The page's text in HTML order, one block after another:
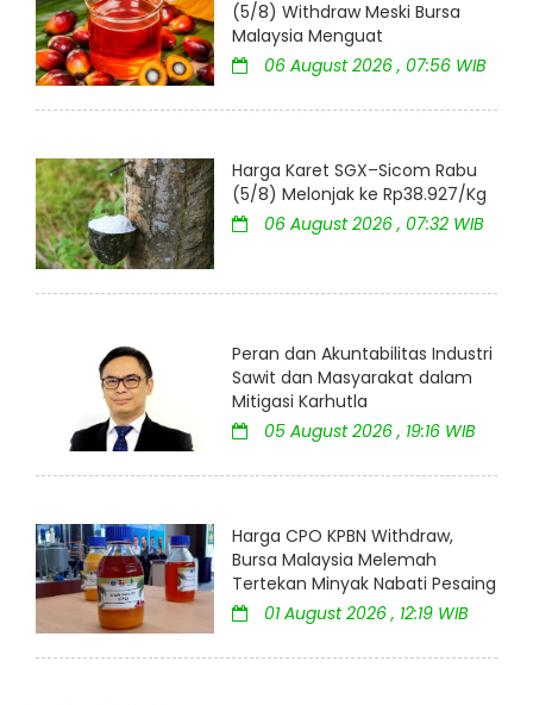
(5/8) Withdraw Meski Bursa
Malaysia Menguat
06 August 2026 , 07:56 WIB
Harga Karet SGX–Sicom Rabu
(5/8) Melonjak ke Rp38.927/Kg
06 August 2026 , 07:32 WIB
Peran dan Akuntabilitas Industri
Sawit dan Masyarakat dalam
Mitigasi Karhutla
05 August 2026 , 19:16 WIB
Harga CPO KPBN Withdraw,
Bursa Malaysia Melemah
Tertekan Minyak Nabati Pesaing
01 August 2026 , 12:19 WIB